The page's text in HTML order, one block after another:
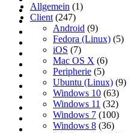
Allgemein (1)
Client (247)
Android (9)
Fedora (Linux) (5)
iOS (7)
Mac OS X (6)
Peripherie (5)
Ubuntu (Linux) (9)
Windows 10 (63)
Windows 11 (32)
Windows 7 (100)
Windows 8 (36)